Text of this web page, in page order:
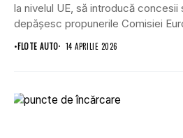
la nivelul UE, să introducă concesii
depășesc propunerile Comisiei
•FLOTE AUTO 14 APRILIE 2026